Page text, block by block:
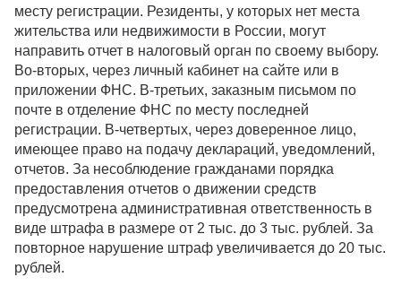
месту регистрации. Резиденты, у которых нет места
жительства или недвижимости в России, могут
направить отчет в налоговый орган по своему выбору.
Во-вторых, через личный кабинет на сайте или в
приложении ФНС. В-третьих, заказным письмом по
почте в отделение ФНС по месту последней
регистрации. В-четвертых, через доверенное лицо,
имеющее право на подачу деклараций, уведомлений,
отчетов. За несоблюдение гражданами порядка
предоставления отчетов о движении средств
предусмотрена административная ответственность в
виде штрафа в размере от 2 тыс. до 3 тыс. рублей. За
повторное нарушение штраф увеличивается до 20 тыс.
рублей.